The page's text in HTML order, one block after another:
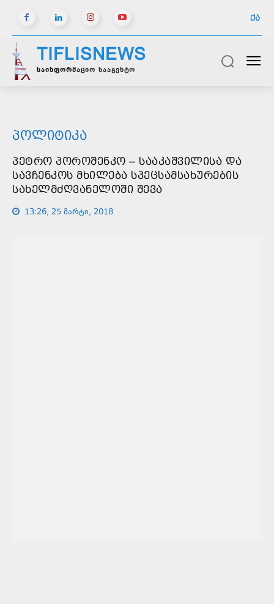
ᲥᲐ
TIFLISNEWS
საინფორმაციო სააგენტო
ᲞᲝᲚᲘᲢᲘᲙᲐ
ᲞᲔᲢᲠᲝ ᲞᲝᲠᲝᲨᲔᲜᲙᲝ – ᲡᲐᲐᲙᲐᲨᲕᲘᲚᲘᲡᲐ ᲓᲐ
ᲡᲐᲕᲩᲔᲜᲙᲝᲡ ᲛᲮᲘᲚᲔᲑᲐ ᲡᲞᲔᲪᲡᲐᲛᲡᲐᲮᲣᲠᲔᲑᲘᲡ
ᲡᲐᲮᲔᲚᲛᲫᲦᲕᲐᲜᲔᲚᲝᲨᲘ ᲨᲔᲕᲐ
13:26, 25 მარტი, 2018